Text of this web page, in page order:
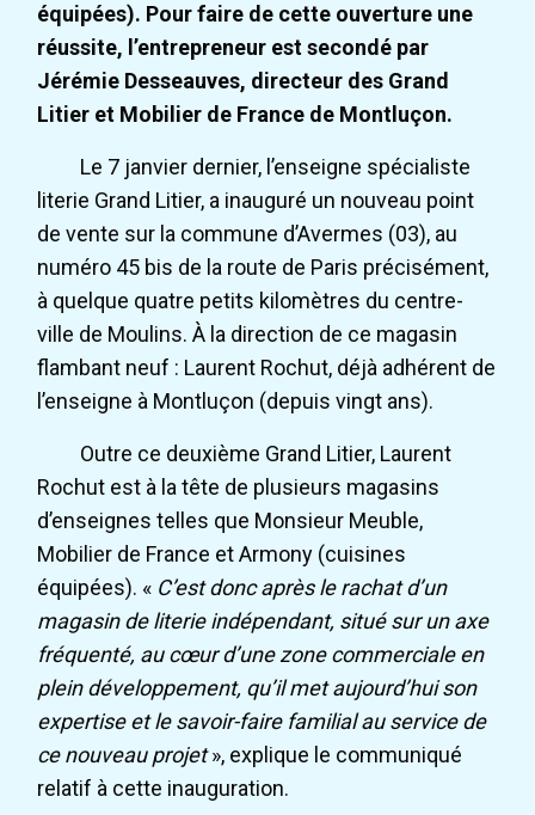
équipées). Pour faire de cette ouverture une
réussite, l’entrepreneur est secondé par
Jérémie Desseauves, directeur des Grand
Litier et Mobilier de France de Montluçon.
Le 7 janvier dernier, l’enseigne spécialiste
literie Grand Litier, a inauguré un nouveau point
de vente sur la commune d’Avermes (03), au
numéro 45 bis de la route de Paris précisément,
à quelque quatre petits kilomètres du centre-
ville de Moulins. À la direction de ce magasin
flambant neuf : Laurent Rochut, déjà adhérent de
l’enseigne à Montluçon (depuis vingt ans).
Outre ce deuxième Grand Litier, Laurent
Rochut est à la tête de plusieurs magasins
d’enseignes telles que Monsieur Meuble,
Mobilier de France et Armony (cuisines
équipées). « C’est donc après le rachat d’un
magasin de literie indépendant, situé sur un axe
fréquenté, au cœur d’une zone commerciale en
plein développement, qu’il met aujourd’hui son
expertise et le savoir-faire familial au service de
ce nouveau projet», explique le communiqué
relatif à cette inauguration.